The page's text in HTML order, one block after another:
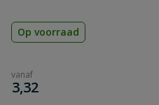
Op voorraad
vanaf
€
3,32